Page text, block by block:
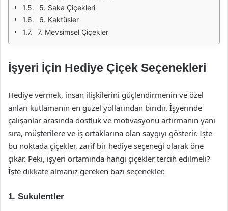
5. Saka Çiçekleri
6. Kaktüsler
7. Mevsimsel Çiçekler
İşyeri İçin Hediye Çiçek Seçenekleri
Hediye vermek, insan ilişkilerini güçlendirmenin ve özel
anları kutlamanın en güzel yollarından biridir. İşyerinde
çalışanlar arasında dostluk ve motivasyonu artırmanın yanı
sıra, müşterilere ve iş ortaklarına olan saygıyı gösterir. İşte
bu noktada çiçekler, zarif bir hediye seçeneği olarak öne
çıkar. Peki, işyeri ortamında hangi çiçekler tercih edilmeli?
İşte dikkate almanız gereken bazı seçenekler.
1. Sukulentler